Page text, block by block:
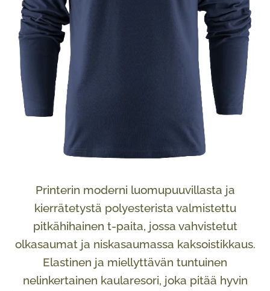
Printerin moderni luomupuuvillasta ja
kierrätetystä polyesterista valmistettu
pitkähihainen t-paita, jossa vahvistetut
olkasaumat ja niskasaumassa kaksoistikkaus.
Elastinen ja miellyttävän tuntuinen
nelinkertainen kaularesori, joka pitää hyvin